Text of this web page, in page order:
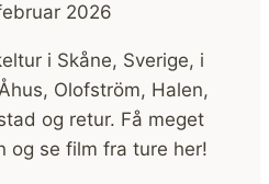
2026
i Skåne, Sverige, i
Olofström, Halen,
og retur. Få meget
og se film fra ture her!